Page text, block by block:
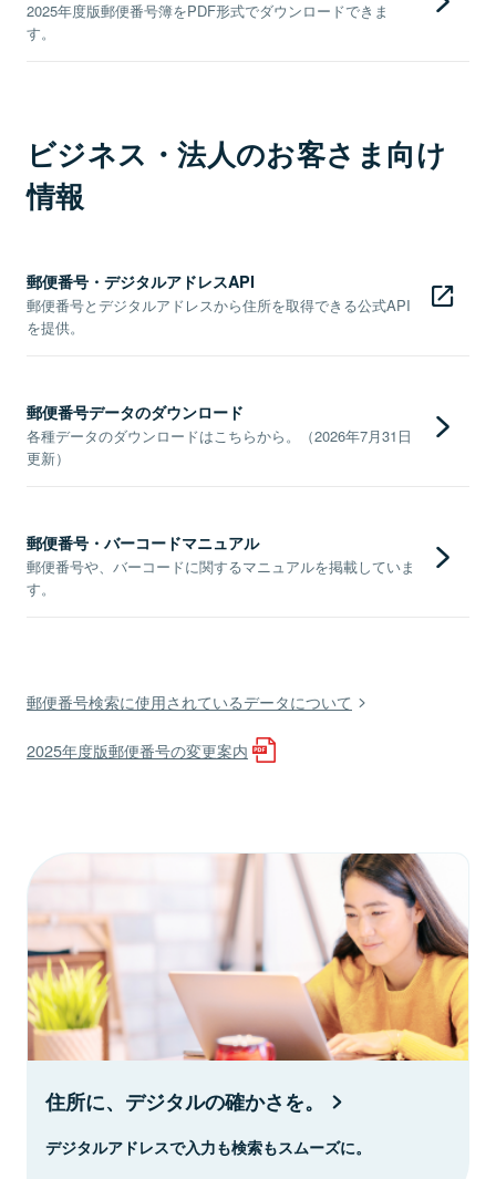
2025年度版郵便番号簿をPDF形式でダウンロードできま
す。
ビジネス・法人のお客さま向け
情報
郵便番号・デジタルアドレスAPI
郵便番号とデジタルアドレスから住所を取得できる公式API
を提供。
郵便番号データのダウンロード
各種データのダウンロードはこちらから。（2026年7月31日
更新）
郵便番号・バーコードマニュアル
郵便番号や、バーコードに関するマニュアルを掲載していま
す。
郵便番号検索に使用されているデータについて
2025年度版郵便番号の変更案内
住所に、デジタルの確かさを。
デジタルアドレスで入力も検索もスムーズに。